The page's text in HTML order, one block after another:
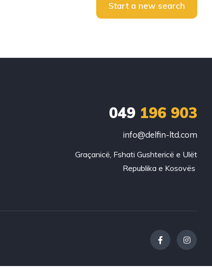
Start a new search
049196 903
info@delfin-ltd.com
Graçanicë, Fshati Gushtericë e Ulët